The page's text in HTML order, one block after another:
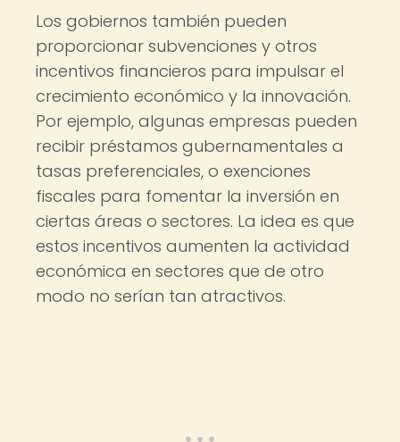
Los gobiernos también pueden
proporcionar subvenciones y otros
incentivos financieros para impulsar el
crecimiento económico y la innovación.
Por ejemplo, algunas empresas pueden
recibir préstamos gubernamentales a
tasas preferenciales, o exenciones
fiscales para fomentar la inversión en
ciertas áreas o sectores. La idea es que
estos incentivos aumenten la actividad
económica en sectores que de otro
modo no serían tan atractivos.